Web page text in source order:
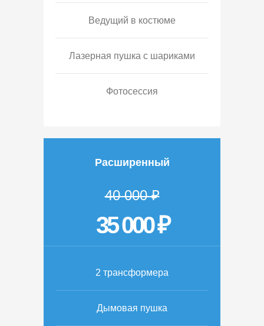
Ведущий в костюме
Лазерная пушка с шариками
Фотосессия
Расширенный
40 000 ₽
35 000 ₽
2 трансформера
Дымовая пушка